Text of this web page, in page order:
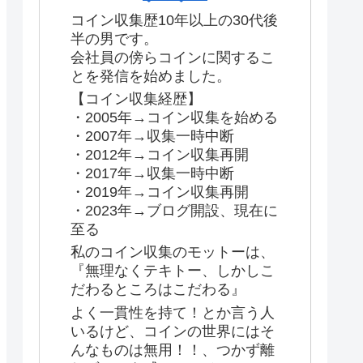
コイン収集歴10年以上の30代後
半の男です。
会社員の傍らコインに関するこ
とを発信を始めました。
【コイン収集経歴】
・2005年→コイン収集を始める
・2007年→収集一時中断
・2012年→コイン収集再開
・2017年→収集一時中断
・2019年→コイン収集再開
・2023年→ブログ開設、現在に
至る
私のコイン収集のモットーは、
『無理なくテキトー、しかしこ
だわるところはこだわる』
よく一貫性を持て！とか言う人
いるけど、コインの世界にはそ
んなものは無用！！、つかず離